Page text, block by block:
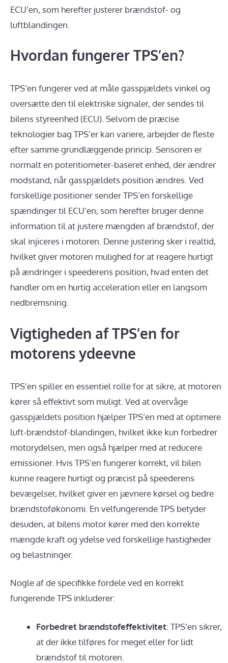
ECU’en, som herefter justerer brændstof- og
luftblandingen.
Hvordan fungerer TPS’en?
TPS’en fungerer ved at måle gasspjældets vinkel og
oversætte den til elektriske signaler, der sendes til
bilens styreenhed (ECU). Selvom de præcise
teknologier bag TPS’er kan variere, arbejder de fleste
efter samme grundlæggende princip. Sensoren er
normalt en potentiometer-baseret enhed, der ændrer
modstand, når gasspjældets position ændres. Ved
forskellige positioner sender TPS’en forskellige
spændinger til ECU’en, som herefter bruger denne
information til at justere mængden af brændstof, der
skal injiceres i motoren. Denne justering sker i realtid,
hvilket giver motoren mulighed for at reagere hurtigt
på ændringer i speederens position, hvad enten det
handler om en hurtig acceleration eller en langsom
nedbremsning.
Vigtigheden af TPS’en for
motorens ydeevne
TPS’en spiller en essentiel rolle for at sikre, at motoren
kører så effektivt som muligt. Ved at overvåge
gasspjældets position hjælper TPS’en med at optimere
luft-brændstof-blandingen, hvilket ikke kun forbedrer
motorydelsen, men også hjælper med at reducere
emissioner. Hvis TPS’en fungerer korrekt, vil bilen
kunne reagere hurtigt og præcist på speederens
bevægelser, hvilket giver en jævnere kørsel og bedre
brændstoføkonomi. En velfungerende TPS betyder
desuden, at bilens motor kører med den korrekte
mængde kraft og ydelse ved forskellige hastigheder
og belastninger.
Nogle af de specifikke fordele ved en korrekt
fungerende TPS inkluderer:
Forbedret brændstofeffektivitet: TPS’en sikrer,
at der ikke tilføres for meget eller for lidt
brændstof til motoren.